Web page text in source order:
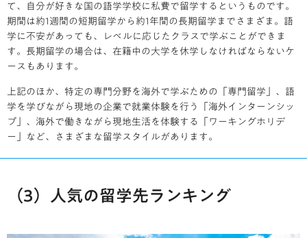
て、自分が好きな国の語学学校に私費で留学するというものです。
期間は約1週間の短期留学から約1年間の長期留学までさまざま。語
学に不安があっても、レベルに応じたクラスで学ぶことができま
す。長期留学の場合は、在籍中の大学を休学しなければならないケ
ースもあります。
上記のほか、特定の専門分野を海外で学ぶための「専門留学」、語
学を学びながら現地の企業で就業体験を行う「海外インターンシッ
プ」、海外で働きながら現地生活を体験する「ワーキングホリデ
ー」など、さまざまな留学スタイルがあります。
（3）人気の留学先ランキング